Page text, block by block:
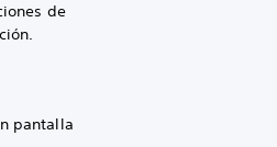
de
pantalla